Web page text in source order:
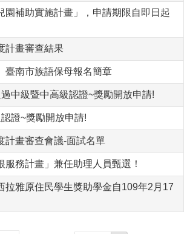
園補助實施計畫」，申請期限自即日起
計畫審查結果
臺南市族語保母報名簡章
中級暨中高級認證~獎勵開放申請!
證~獎勵開放申請!
計畫審查會議-面試名單
服務計畫」兼任助理人員甄選！
拉雅原住民學生獎助學金自109年2月17